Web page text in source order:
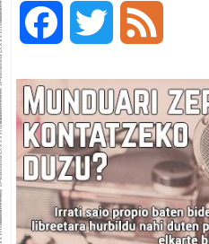
c
e
b
o
i
t
t
e
e
d